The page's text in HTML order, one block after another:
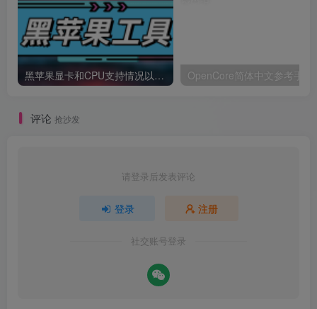
黑苹果显卡和CPU支持情况以及购买硬件防踩坑指南 OpenCore简体中文参考手册
评论 抢沙发
请登录后发表评论
登录 注册
社交账号登录